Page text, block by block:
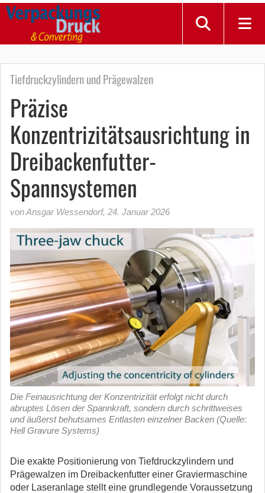
Tiefdruckzylindern und Prägewalzen
Präzise
Konzentrizitätsausrichtung in
Dreibackenfutter-
Spannsystemen
von Ansgar Wessendorf, 24. Januar 2026
Die Feinausrichtung der Konzentrizität erfolgt nicht durch
abruptes Lösen der Spannkraft, sondern durch schrittweises
und äußerst behutsames Entlasten einzelner Backen (Quelle:
Hell Gravure Systems)
Die exakte Positionierung von Tiefdruckzylindern und
Prägewalzen im Dreibackenfutter einer Graviermaschine
oder Laseranlage stellt eine grundlegende Voraussetzung